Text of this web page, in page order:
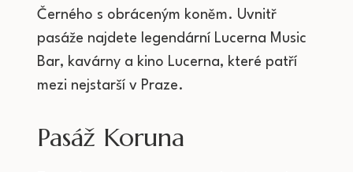
Černého s obráceným koněm. Uvnitř
pasáže najdete legendární Lucerna Music
Bar, kavárny a kino Lucerna, které patří
mezi nejstarší v Praze.
Pasáž Koruna